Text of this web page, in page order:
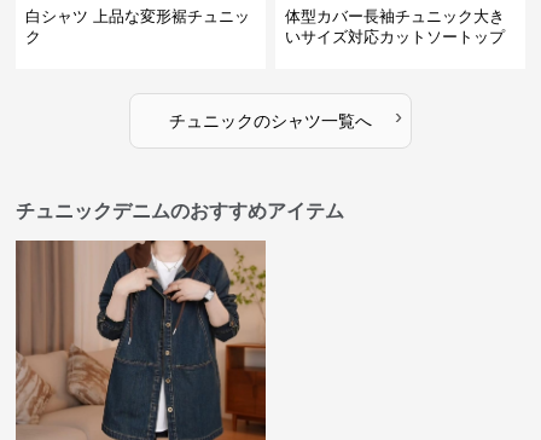
白シャツ 上品な変形裾チュニッ
ク
体型カバー長袖チュニック大き
いサイズ対応カットソートップ
チュニックのシャツ一覧へ ›
チュニックデニムのおすすめアイテム